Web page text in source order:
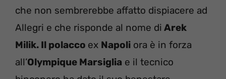
che non sembrerebbe affatto dispiacere ad
Allegri e che risponde al nome di Arek
Milik. Il polacco ex Napoli ora è in forza
all’Olympique Marsiglia e il tecnico